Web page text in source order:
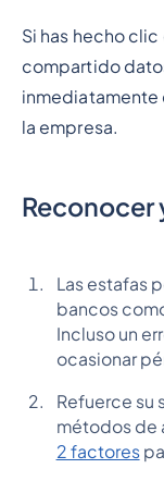
Si has hecho
compartido
inmediatamente
la empresa.
Reconocer
Las estafas
bancos
Incluso un
ocasionar
Refuerce su
métodos de
2 factores